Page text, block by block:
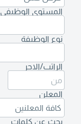
المستوى الوظيفي
نوع الوظيفة
الراتب/الاجر
المعلن
كافة المعلنين
بحث عن كلمات